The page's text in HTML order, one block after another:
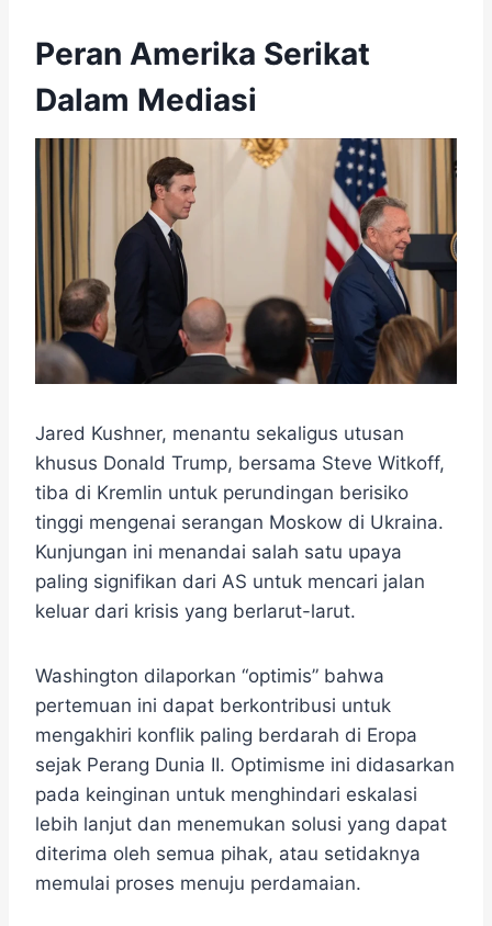
Peran Amerika Serikat
Dalam Mediasi
Jared Kushner, menantu sekaligus utusan
khusus Donald Trump, bersama Steve Witkoff,
tiba di Kremlin untuk perundingan berisiko
tinggi mengenai serangan Moskow di Ukraina.
Kunjungan ini menandai salah satu upaya
paling signifikan dari AS untuk mencari jalan
keluar dari krisis yang berlarut-larut.
Washington dilaporkan “optimis” bahwa
pertemuan ini dapat berkontribusi untuk
mengakhiri konflik paling berdarah di Eropa
sejak Perang Dunia II. Optimisme ini didasarkan
pada keinginan untuk menghindari eskalasi
lebih lanjut dan menemukan solusi yang dapat
diterima oleh semua pihak, atau setidaknya
memulai proses menuju perdamaian.